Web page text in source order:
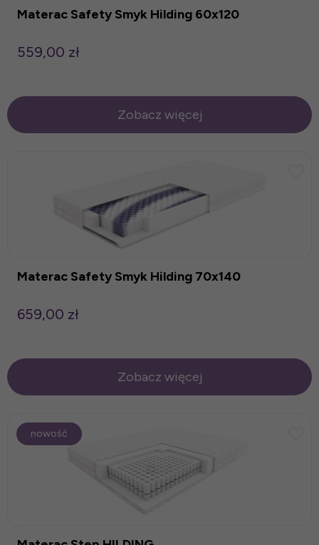
Materac Safety Smyk Hilding 60x120
559,00 zł
Zobacz więcej
Materac Safety Smyk Hilding 70x140
659,00 zł
Zobacz więcej
nowość